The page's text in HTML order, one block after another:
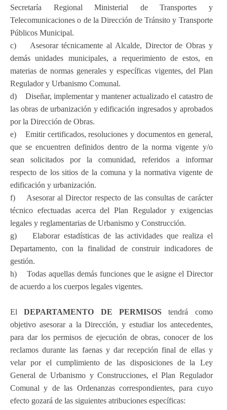
Secretaría Regional Ministerial de Transportes y
Telecomunicaciones o de la Dirección de Tránsito y Transporte
Públicos Municipal.
c) Asesorar técnicamente al Alcalde, Director de Obras y
demás unidades municipales, a requerimiento de estos, en
materias de normas generales y específicas vigentes, del Plan
Regulador y Urbanismo Comunal.
d) Diseñar, implementar y mantener actualizado el catastro de
las obras de urbanización y edificación ingresados y aprobados
por la Dirección de Obras.
e) Emitir certificados, resoluciones y documentos en general,
que se encuentren definidos dentro de la norma vigente y/o
sean solicitados por la comunidad, referidos a informar
respecto de los sitios de la comuna y la normativa vigente de
edificación y urbanización.
f) Asesorar al Director respecto de las consultas de carácter
técnico efectuadas acerca del Plan Regulador y exigencias
legales y reglamentarias de Urbanismo y Construcción.
g) Elaborar estadísticas de las actividades que realiza el
Departamento, con la finalidad de construir indicadores de
gestión.
h) Todas aquellas demás funciones que le asigne el Director
de acuerdo a los cuerpos legales vigentes.
ElDEPARTAMENTO DE PERMISOS tendrá como
objetivo asesorar a la Dirección, y estudiar los antecedentes,
para dar los permisos de ejecución de obras, conocer de los
reclamos durante las faenas y dar recepción final de ellas y
velar por el cumplimiento de las disposiciones de la Ley
General de Urbanismo y Construcciones, el Plan Regulador
Comunal y de las Ordenanzas correspondientes, para cuyo
efecto gozará de las siguientes atribuciones específicas: